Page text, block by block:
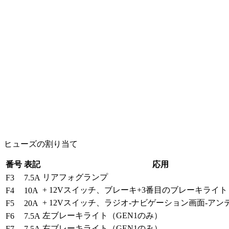
ヒューズの割り当て
番号 表記
応用
F3
7.5A リアフォグランプ
F4
10A + 12Vスイッチ、ブレーキ+3番目のブレーキライト
F5
20A + 12Vスイッチ、ラジオ-ナビゲーション画面-アン
F6
7.5A 左ブレーキライト（GEN1のみ）